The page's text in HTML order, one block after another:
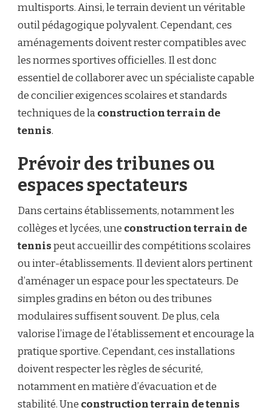
multisports. Ainsi, le terrain devient un véritable
outil pédagogique polyvalent. Cependant, ces
aménagements doivent rester compatibles avec
les normes sportives officielles. Il est donc
essentiel de collaborer avec un spécialiste capable
de concilier exigences scolaires et standards
techniques de laconstruction terrain de
tennis.
Prévoir des tribunes ou
espaces spectateurs
Dans certains établissements, notamment les
collèges et lycées, une construction terrain de
tennispeut accueillir des compétitions scolaires
ou inter-établissements. Il devient alors pertinent
d’aménager un espace pour les spectateurs. De
simples gradins en béton ou des tribunes
modulaires suffisent souvent. De plus, cela
valorise l’image de l’établissement et encourage la
pratique sportive. Cependant, ces installations
doivent respecter les règles de sécurité,
notamment en matière d’évacuation et de
stabilité. Une construction terrain de tennis